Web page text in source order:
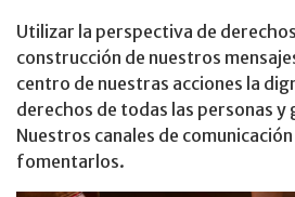
Utilizar la perspectiva de
construcción de nuestros
centro de nuestras acciones la
derechos de todas las personas y
Nuestros canales de
fomentarlos.